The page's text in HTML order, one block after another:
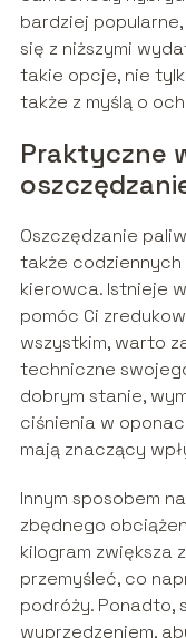
bardziej
się z niższymi
takie opcje, nie
także z myślą o
Praktyczne
Oszczędzanie
także
kierowca. Istnieje
pomóc Ci
wszystkim, warto
techniczne
dobrym stanie,
ciśnienia w
mają znaczący
Innym sposobem
zbędnego
kilogram zwiększa
przemyśleć, co
podróży. Ponadto,
wyprzedzeniem,